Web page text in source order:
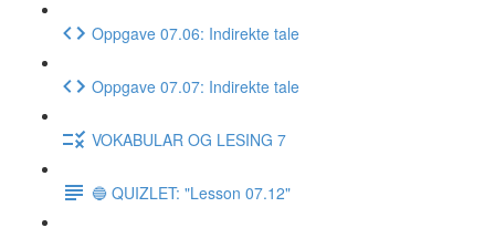
Oppgave 07.06: Indirekte tale
Oppgave 07.07: Indirekte tale
VOKABULAR OG LESING 7
🔵 QUIZLET: "Lesson 07.12"